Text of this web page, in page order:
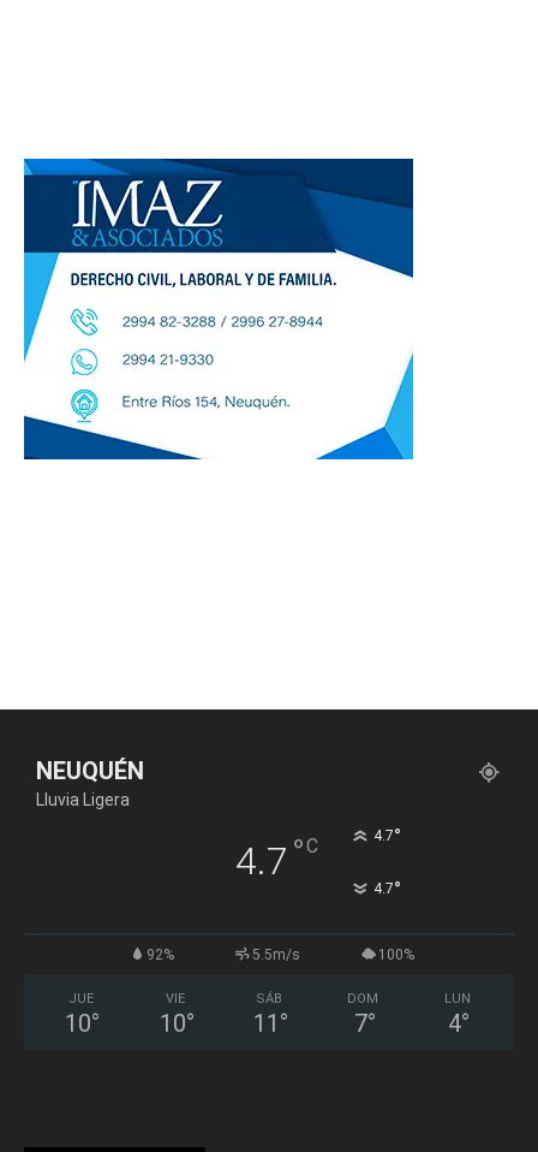
NEUQUÉN
Lluvia Ligera
4.7 °C 4.7°
4.7°
92% 5.5m/s 100%
JUE
10°
VIE
10°
SÁB
11 °
DOM
7°
LUN
4°